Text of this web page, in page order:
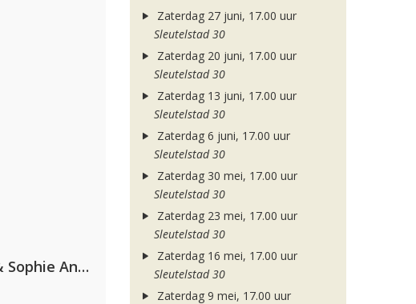
Purple Disco Machine & Sophie And The Giants
Zaterdag 27 juni, 17.00 uur
Sleutelstad 30
Zaterdag 20 juni, 17.00 uur
Sleutelstad 30
Zaterdag 13 juni, 17.00 uur
Sleutelstad 30
Zaterdag 6 juni, 17.00 uur
Sleutelstad 30
Zaterdag 30 mei, 17.00 uur
Sleutelstad 30
Zaterdag 23 mei, 17.00 uur
Sleutelstad 30
Zaterdag 16 mei, 17.00 uur
Sleutelstad 30
Zaterdag 9 mei, 17.00 uur